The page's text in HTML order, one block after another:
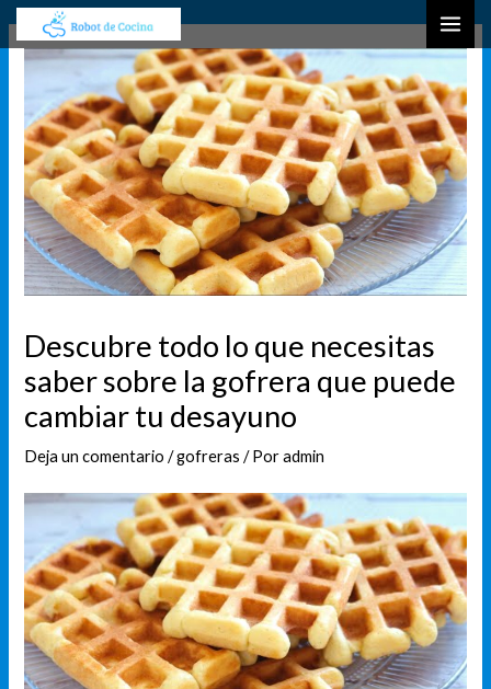
contenido
Descubre todo lo que necesitas
saber sobre la gofrera que puede
cambiar tu desayuno
Deja un comentario /gofreras / Poradmin
Navegación
de
entradas
u
c
a
r